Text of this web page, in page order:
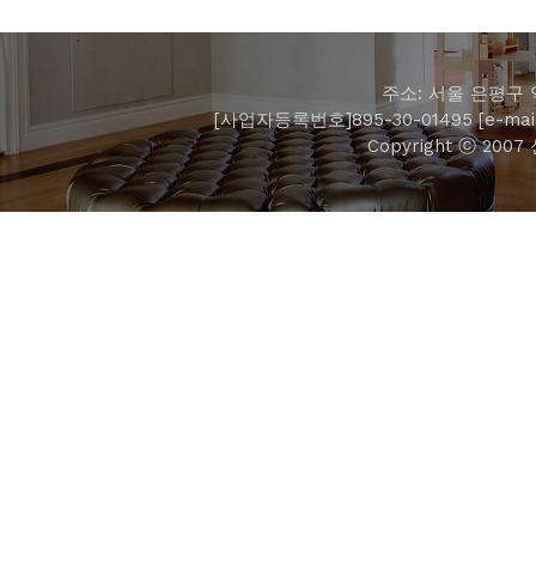
주소: 서울 은평구
[사업자등록번호]895-30-01495 [e-
Copyright ⓒ 2007